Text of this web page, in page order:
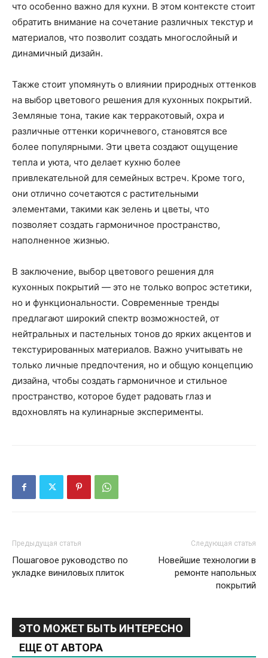
что особенно важно для кухни. В этом контексте стоит
обратить внимание на сочетание различных текстур и
материалов, что позволит создать многослойный и
динамичный дизайн.
Также стоит упомянуть о влиянии природных оттенков
на выбор цветового решения для кухонных покрытий.
Земляные тона, такие как терракотовый, охра и
различные оттенки коричневого, становятся все
более популярными. Эти цвета создают ощущение
тепла и уюта, что делает кухню более
привлекательной для семейных встреч. Кроме того,
они отлично сочетаются с растительными
элементами, такими как зелень и цветы, что
позволяет создать гармоничное пространство,
наполненное жизнью.
В заключение, выбор цветового решения для
кухонных покрытий — это не только вопрос эстетики,
но и функциональности. Современные тренды
предлагают широкий спектр возможностей, от
нейтральных и пастельных тонов до ярких акцентов и
текстурированных материалов. Важно учитывать не
только личные предпочтения, но и общую концепцию
дизайна, чтобы создать гармоничное и стильное
пространство, которое будет радовать глаз и
вдохновлять на кулинарные эксперименты.
Предыдущая статья
Пошаговое руководство по
укладке виниловых плиток
Следующая статья
Новейшие технологии в
ремонте напольных
покрытий
ЭТО МОЖЕТ БЫТЬ ИНТЕРЕСНО
ЕЩЕ ОТ АВТОРА